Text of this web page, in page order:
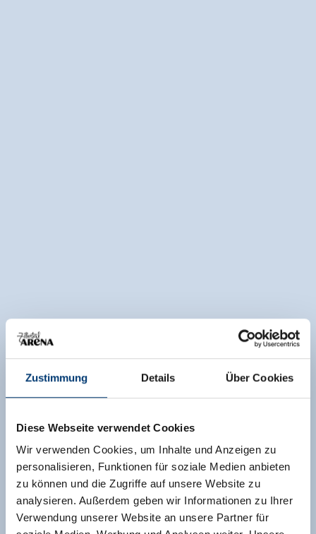
Zustimmung Details Über Cookies
Diese Webseite verwendet Cookies
Wir verwenden Cookies, um Inhalte und Anzeigen zu
personalisieren, Funktionen für soziale Medien anbieten
zu können und die Zugriffe auf unsere Website zu
analysieren. Außerdem geben wir Informationen zu Ihrer
Verwendung unserer Website an unsere Partner für